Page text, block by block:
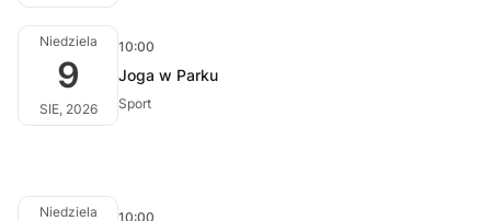
Niedziela
9
SIE, 2026
10:00
Joga w Parku
Sport
Niedziela 10:00